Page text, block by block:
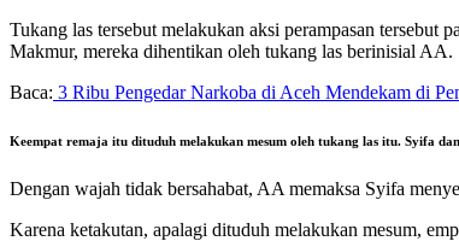
Tukang las tersebut melakukan aksi perampasan
Makmur, mereka dihentikan oleh tukang las berinisial AA.
Baca: 3 Ribu Pengedar Narkoba di Aceh Mendekam di
Keempat remaja itu dituduh melakukan mesum oleh tukang las itu. Syifa
Dengan wajah tidak bersahabat, AA memaksa Syifa
Karena ketakutan, apalagi dituduh melakukan mesum,